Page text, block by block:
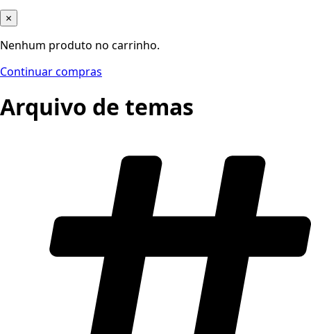
×
Nenhum produto no carrinho.
Continuar compras
Arquivo de temas